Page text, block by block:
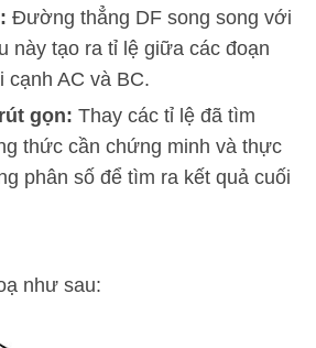
Đường thẳng DF song song với
này tạo ra tỉ lệ giữa các đoạn
cạnh AC và BC.
gọn: Thay các tỉ lệ đã tìm
thức cần chứng minh và thực
phân số để tìm ra kết quả cuối
như sau: